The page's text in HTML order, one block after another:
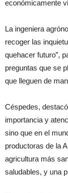
económicamente
La ingeniera
recoger las
quehacer futuro”,
preguntas que se
que lleguen de
Céspedes,
importancia y
sino que en el
productoras de la
agricultura más
saludables, y una